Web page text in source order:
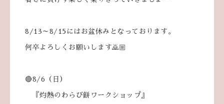
8/13～8/15にはお盆休みとなっております。
何卒よろしくお願いします🙇🏼
🔴8/6（日）
『灼熱のわらび餅ワークショップ』